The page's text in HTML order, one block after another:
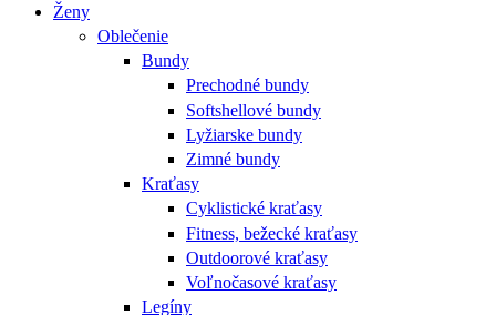
Ženy
Oblečenie
Bundy
Prechodné bundy
Softshellové bundy
Lyžiarske bundy
Zimné bundy
Kraťasy
Cyklistické kraťasy
Fitness, bežecké kraťasy
Outdoorové kraťasy
Voľnočasové kraťasy
Legíny